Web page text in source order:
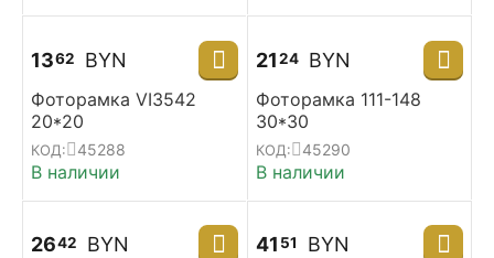
1362 BYN
Фоторамка VI3542
20*20
КОД: 45288
В наличии
2124 BYN
Фоторамка 111-148
30*30
КОД: 45290
В наличии
2642 BYN 41 51 BYN